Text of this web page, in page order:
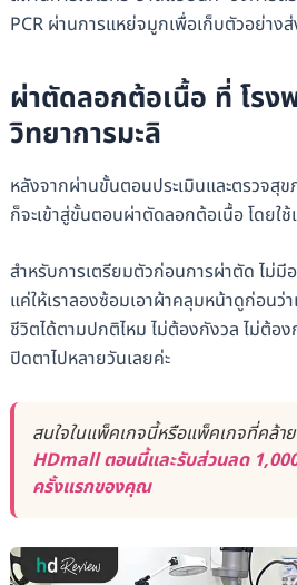
PCR ผ่านการแหย่จมูกเพื่อเก็บตัวอย่า
ผ่าตัดลอกต้อเนื้อ ที่ โรง
วิทยาการมะลิ
หลังจากผ่านขั้นตอนประเมินและตรวจสุ
ก็จะเข้าสู่ขั้นตอนผ่าตัดลอกต้อเนื้อ โดยใ
สำหรับการเตรียมตัวก่อนการผ่าตัด ไม่มี
แค่ให้เราลองซ้อมเอาผ้าคลุมหน้าดูก่อนว่
ชีวิตได้ตามปกติไหม ไม่ต้องกังวล ไม่ต้อง
ปิดตาไปหลายวันเลยค่ะ
สนใจในแพ็คเกจนี้หรือแพ็คเกจที่คล้า
HDmall ตอนนี้และรับส่วนลด
ครั้งแรกของคุณ